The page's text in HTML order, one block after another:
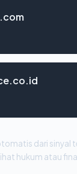
dari sinyal
hukum atau